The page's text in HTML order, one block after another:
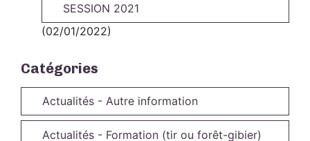
SESSION 2021
(02/01/2022)
Catégories
Actualités - Autre information
Actualités - Formation (tir ou forêt-gibier)